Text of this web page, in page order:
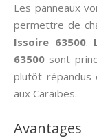
Les panneaux
permettre de
Issoire 63500.
63500 sont
plutôt répandus
aux Caraïbes.
Avantages